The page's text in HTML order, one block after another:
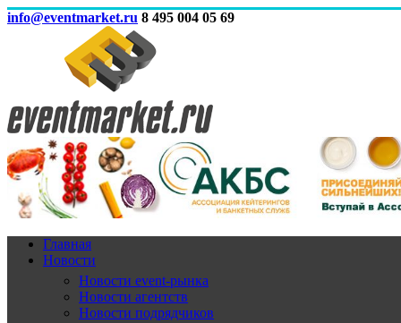
info@eventmarket.ru 8 495 004 05 69
Главная
Новости
Новости event-рынка
Новости агентств
Новости подрядчиков